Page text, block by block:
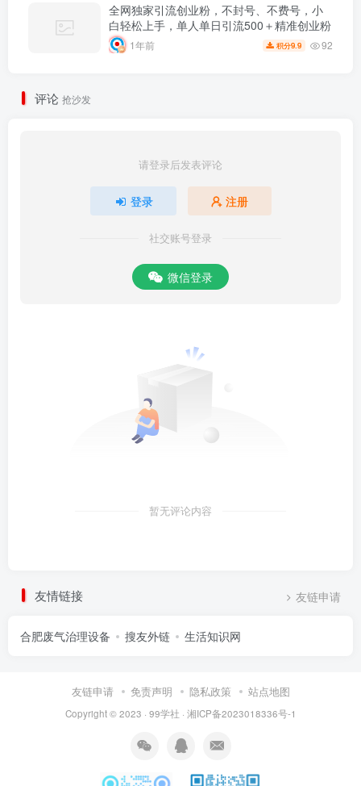
全网独家引流创业粉，不封号、不费号，小
白轻松上手，单人单日引流500＋精准创业粉
1年前 积分9.9 92
评论 抢沙发
请登录后发表评论
登录 注册
社交账号登录
微信登录
暂无评论内容
友情链接 友链申请
合肥废气治理设备 搜友外链 生活知识网
友链申请 免责声明 隐私政策 站点地图
Copyright © 2023 · 99学社 · 湘ICP备2023018336号-1